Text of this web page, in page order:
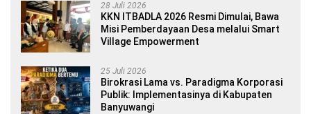
28 Juli 2026
KKN ITBADLA 2026 Resmi Dimulai, Bawa
Misi Pemberdayaan Desa melalui Smart
Village Empowerment
25 Juli 2026
Birokrasi Lama vs. Paradigma Korporasi
Publik: Implementasinya di Kabupaten
Banyuwangi